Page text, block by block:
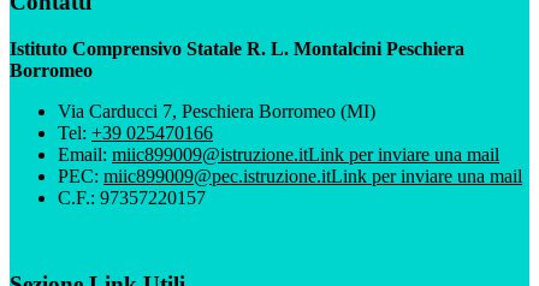
Istituto Comprensivo Statale R. L. Montalcini Peschiera
Borromeo
Via Carducci 7, Peschiera Borromeo (MI)
Tel: +39 025470166
Email: miic899009@istruzione.itLink per inviare una mail
PEC: miic899009@pec.istruzione.itLink per inviare una mail
C.F.: 97357220157